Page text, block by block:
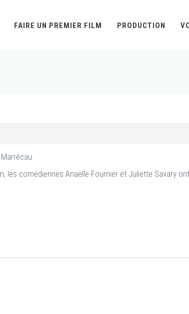
FAIRE UN PREMIER FILM PRODUCTION
les comédiennes Anaëlle Fournier et Juliette Savary ont